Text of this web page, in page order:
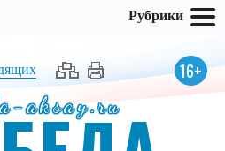
16+
aksay.ru
Рубрики